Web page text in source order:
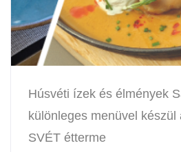
Húsvéti ízek és élmények
különleges menüvel készül
SVÉT étterme